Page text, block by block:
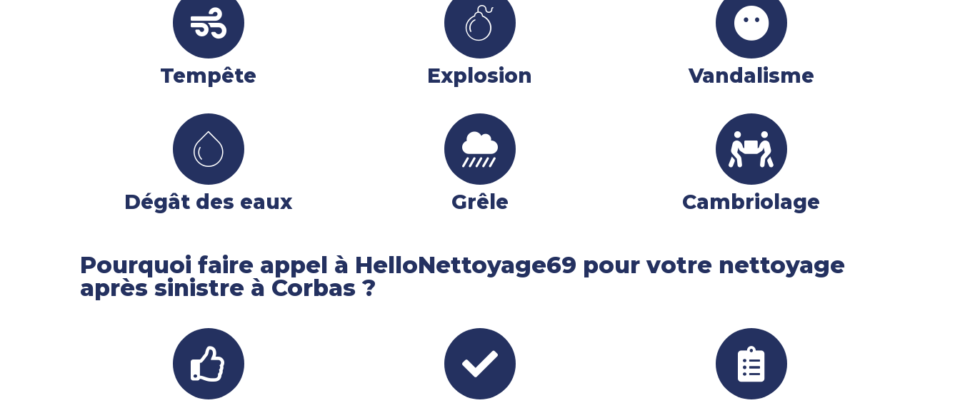
Tempête Explosion Vandalisme
Dégât des eaux Grêle Cambriolage
Pourquoi faire appel à HelloNettoyage69 pour votre nettoyage
après sinistre à Corbas ?